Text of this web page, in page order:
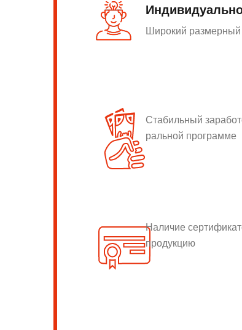
Широкий
Стабильный
ральной программе
Наличие
продукцию